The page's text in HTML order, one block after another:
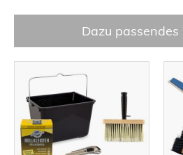
Dazu